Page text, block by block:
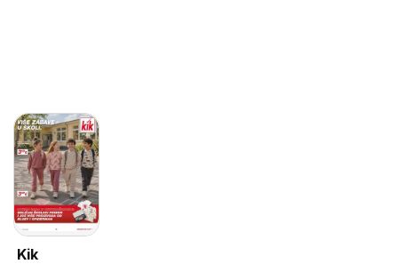
Kik